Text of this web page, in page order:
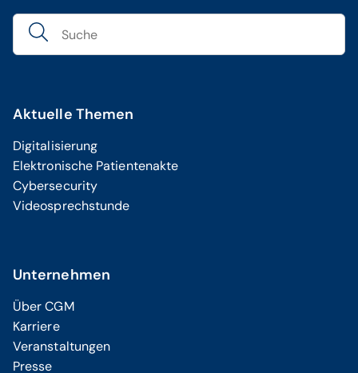
Aktuelle Themen
Digitalisierung
Elektronische Patientenakte
Cybersecurity
Videosprechstunde
Unternehmen
Über CGM
Karriere
Veranstaltungen
Presse